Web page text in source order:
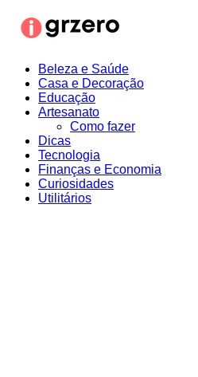
para
Beleza e Saúde
Casa e Decoração
Educação
Artesanato
Como fazer
Dicas
Tecnologia
Finanças e Economia
Curiosidades
Utilitários